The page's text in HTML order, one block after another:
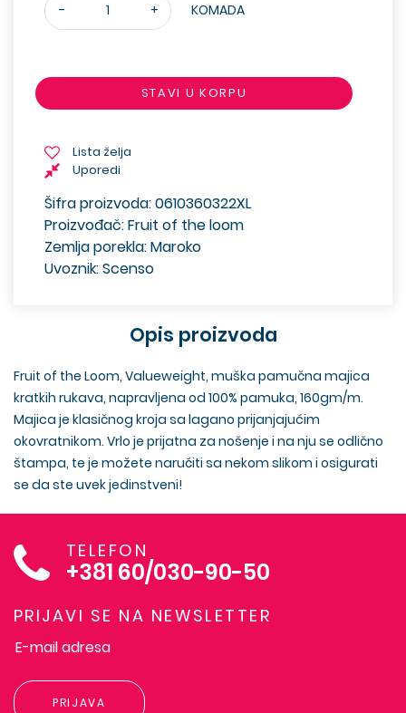
- + KOMADA
STAVI U KORPU
Lista želja
Uporedi
Šifra proizvoda: 0610360322XL
Proizvođač: Fruit of the loom
Zemlja porekla: Maroko
Uvoznik: Scenso
Opis proizvoda
Fruit of the Loom, Valueweight, muška pamučna majica
kratkih rukava, napravljena od 100% pamuka, 160gm/m.
Majica je klasičnog kroja sa lagano prijanjajućim
okovratnikom. Vrlo je prijatna za nošenje i na nju se odlično
štampa, te je možete naručiti sa nekom slikom i osigurati
se da ste uvek jedinstveni!
TELEFON
+381 60/030-90-50
PRIJAVI SE NA NEWSLETTER
PRIJAVA